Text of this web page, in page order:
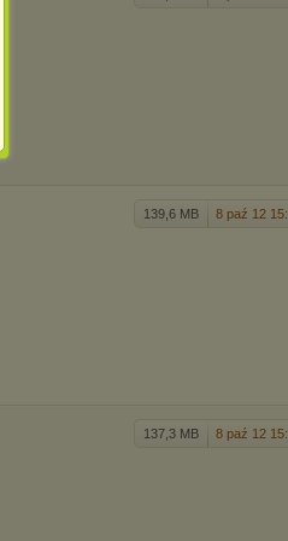
139,6 MB 8 paź 12
137,3 MB 8 paź 12